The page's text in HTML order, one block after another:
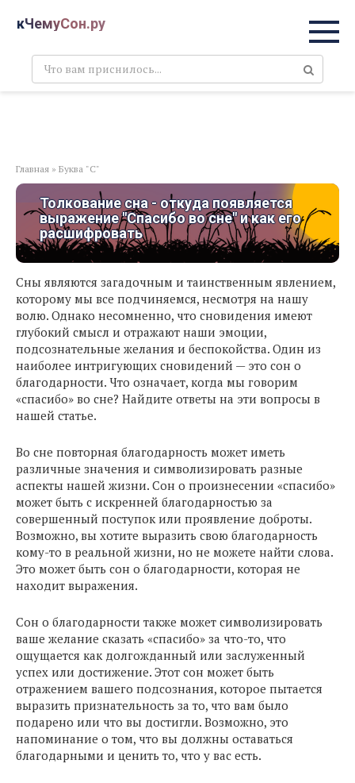
кЧемуСон.ру
Поиск:
Главная » Буква "С"
Толкование сна - откуда появляется
выражение "Спасибо во сне" и как его
расшифровать
Сны являются загадочным и таинственным явлением,
которому мы все подчиняемся, несмотря на нашу
волю. Однако несомненно, что сновидения имеют
глубокий смысл и отражают наши эмоции,
подсознательные желания и беспокойства. Один из
наиболее интригующих сновидений — это сон о
благодарности. Что означает, когда мы говорим
«спасибо» во сне? Найдите ответы на эти вопросы в
нашей статье.
Во сне повторная благодарность может иметь
различные значения и символизировать разные
аспекты нашей жизни. Сон о произнесении «спасибо»
может быть с искренней благодарностью за
совершенный поступок или проявление доброты.
Возможно, вы хотите выразить свою благодарность
кому-то в реальной жизни, но не можете найти слова.
Это может быть сон о благодарности, которая не
находит выражения.
Сон о благодарности также может символизировать
ваше желание сказать «спасибо» за что-то, что
ощущается как долгожданный или заслуженный
успех или достижение. Этот сон может быть
отражением вашего подсознания, которое пытается
выразить признательность за то, что вам было
подарено или что вы достигли. Возможно, это
напоминание о том, что вы должны оставаться
благодарными и ценить то, что у вас есть.